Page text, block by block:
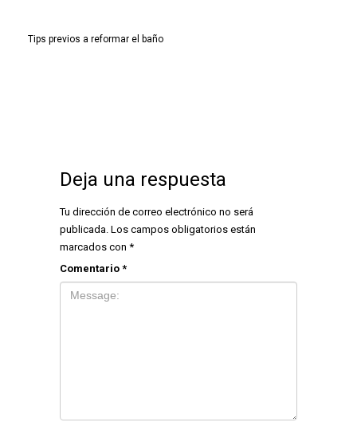
Tips previos a reformar el baño
Deja una respuesta
Tu dirección de correo electrónico no será
publicada. Los campos obligatorios están
marcados con *
Comentario *